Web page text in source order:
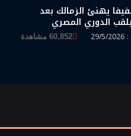
يهنئ الزمالك بعد
الدوري المصري
60,852 مشاهدة